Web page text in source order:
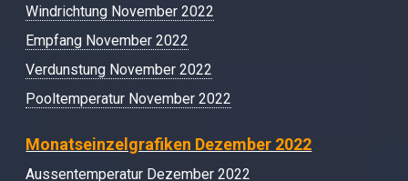
Windrichtung November 2022
Empfang November 2022
Verdunstung November 2022
Pooltemperatur November 2022
Monatseinzelgrafiken Dezember 2022
Aussentemperatur Dezember 2022